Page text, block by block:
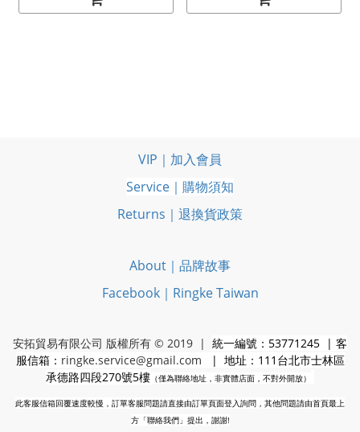
VIP｜加入會員
Service｜購物須知
Returns｜退換貨政策
About｜品牌故事
Facebook｜Ringke Taiwan
安拓貿易有限公司 版權所有 © 2019 | 統一編號：53771245 | 客
服信箱： ringke.service@gmail.com | 地址：111台北市士林區
承德路四段270號5樓 （僅為聯絡地址，非實體店面，不對外開放）
此客服信箱回覆速度較慢，訂單客服問題請直接由訂單頁面登入詢問，其他問題請由首頁最上
方「聯絡我們」提出，謝謝!